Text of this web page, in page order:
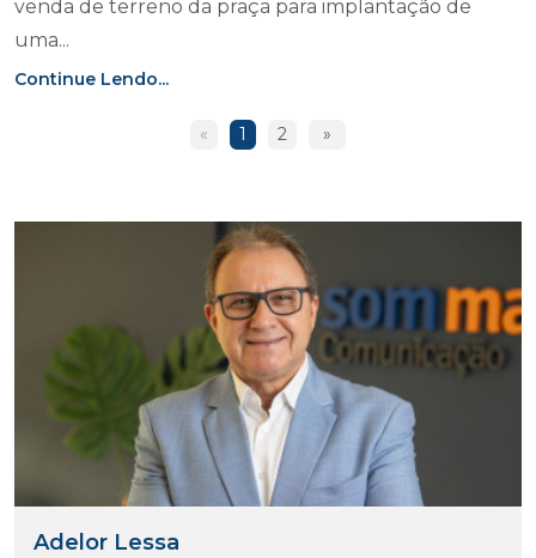
venda de terreno da praça para implantação de
uma...
Continue Lendo...
« 1 2 »
Adelor Lessa